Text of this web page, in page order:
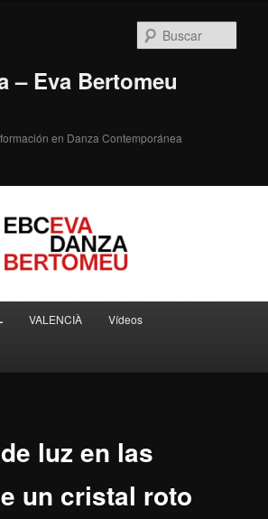
– Eva Bertomeu
en Danza Contemporánea
VALENCIÀ Vídeos
luz en las
un cristal roto